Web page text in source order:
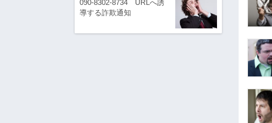
090-8302-8734 URLへ誘
導する詐欺通知